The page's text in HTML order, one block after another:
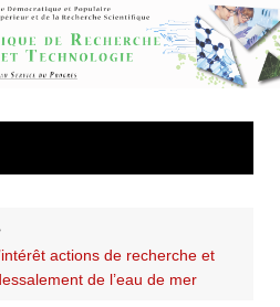
Agence
Thématique de
Recherche en
actions de recherche et
de l’eau de mer